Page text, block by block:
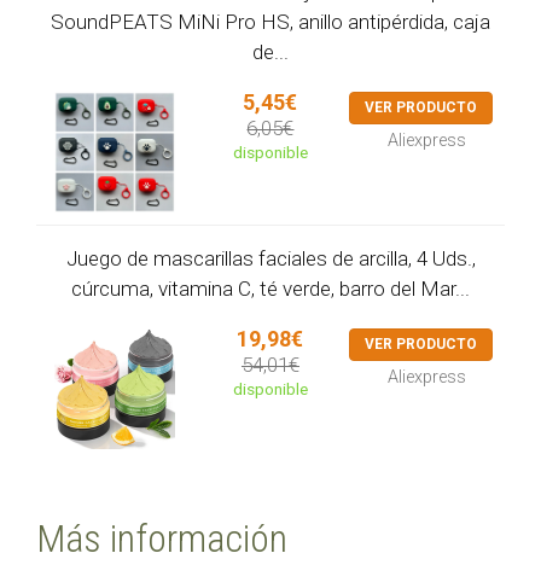
SoundPEATS MiNi Pro HS, anillo antipérdida, caja
de...
5,45€
6,05€
disponible
VER PRODUCTO
Aliexpress
Juego de mascarillas faciales de arcilla, 4 Uds.,
cúrcuma, vitamina C, té verde, barro del Mar...
19,98€
54,01€
disponible
VER PRODUCTO
Aliexpress
Más información